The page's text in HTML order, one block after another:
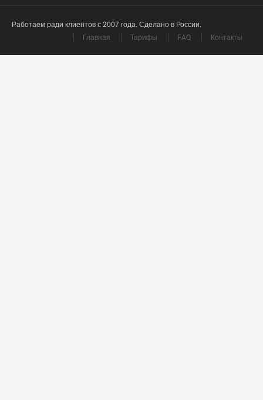
Работаем ради клиентов с 2007 года. Сделано в России.
Главная
Тарифы FAQ Контакты